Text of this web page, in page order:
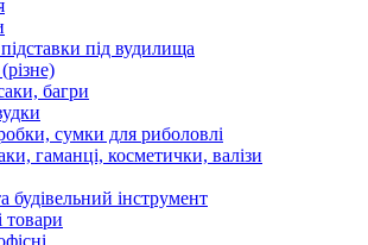
під вудилища
багри
сумки для риболовлі
гаманці, косметички, валізи
будівельний інструмент
товари